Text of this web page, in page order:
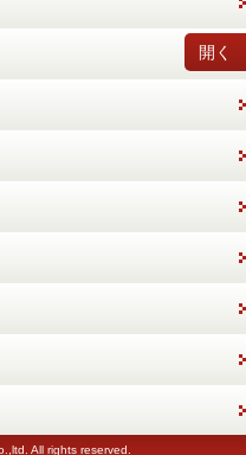
開く
All rights reserved.